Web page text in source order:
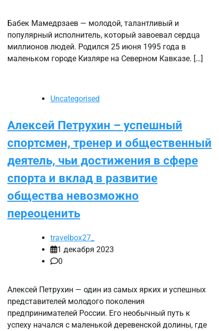
Бабек Мамедрзаев — молодой, талантливый и
популярный исполнитель, который завоевал сердца
миллионов людей. Родился 25 июня 1995 года в
маленьком городе Кизляре на Северном Кавказе. […]
Uncategorised
Алексей Петрухин – успешный
спортсмен, тренер и общественный
деятель, чьи достижения в сфере
спорта и вклад в развитие
общества невозможно
переоценить
travelbox27_
1 декабря 2023
0
Алексей Петрухин — один из самых ярких и успешных
представителей молодого поколения
предпринимателей России. Его необычный путь к
успеху начался с маленькой деревенской долины, где